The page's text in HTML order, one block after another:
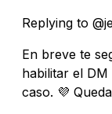
Replying to
En breve te
habilitar el
caso. 💜